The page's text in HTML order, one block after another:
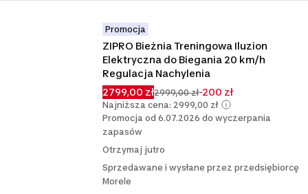
Promocja
ZIPRO Bieżnia Treningowa Iluzion
Elektryczna do Biegania 20 km/h
Regulacja Nachylenia
2799,00 zł2999,00 zł-200 zł
Najniższa cena: 2999,00 zł
Promocja od 6.07.2026 do wyczerpania
zapasów
Otrzymaj jutro
Sprzedawane i wysłane przez przedsiębiorcę
Morele